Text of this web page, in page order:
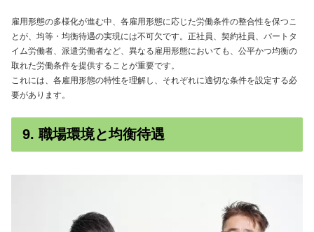
雇用形態の多様化が進む中、各雇用形態に応じた労働条件の整合性を保つこ
とが、均等・均衡待遇の実現には不可欠です。正社員、契約社員、パートタ
イム労働者、派遣労働者など、異なる雇用形態においても、公平かつ均衡の
取れた労働条件を提供することが重要です。
これには、各雇用形態の特性を理解し、それぞれに適切な条件を設定する必
要があります。
9. 職場環境と均衡待遇